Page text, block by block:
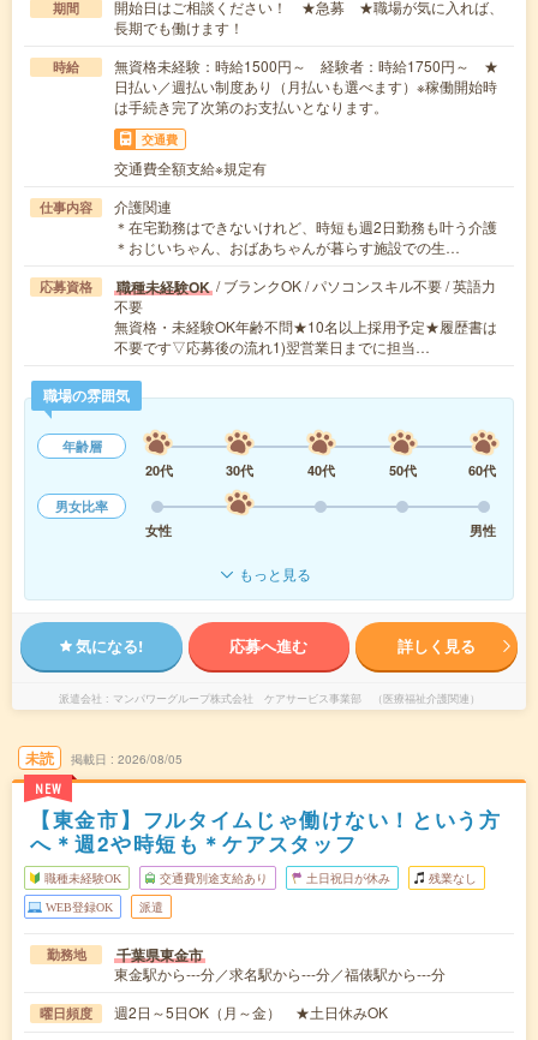
期間
開始日はご相談ください！ ★急募 ★職場が気に入れば、
長期でも働けます！
時給
無資格未経験：時給1500円～ 経験者：時給1750円～ ★
日払い／週払い制度あり（月払いも選べます）※稼働開始時
は手続き完了次第のお支払いとなります。
交通費
交通費全額支給※規定有
仕事内容
介護関連
＊在宅勤務はできないけれど、時短も週2日勤務も叶う介護
＊おじいちゃん、おばあちゃんが暮らす施設での生…
応募資格 職種未経験OK / ブランクOK / パソコンスキル不要 / 英語力
不要
無資格・未経験OK年齢不問★10名以上採用予定★履歴書は
不要です▽応募後の流れ1)翌営業日までに担当…
職場の雰囲気
年齢層
20代
30代 40代 50代
60代
男女比率
女性
男性
もっと見る
気になる! 応募へ進む 詳しく見る
派遣会社 マンパワーグループ株式会社 ケアサービス事業部 （医療福祉介護関連）
未読
NEW
掲載日 2026/08/05
【東金市】フルタイムじゃ働けない！という方
へ＊週2や時短も＊ケアスタッフ
職種未経験OK 交通費別途支給あり 土日祝日が休み 残業なし
WEB登録OK 派遣
勤務地 千葉県東金市
東金駅から---分／求名駅から---分／福俵駅から---分
曜日頻度 週2日～5日OK（月～金） ★土日休みOK